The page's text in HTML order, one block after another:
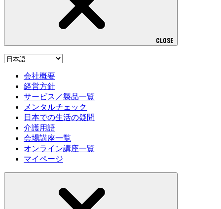
CLOSE
会社概要
経営方針
サービス／製品一覧
メンタルチェック
日本での生活の疑問
介護用語
会場講座一覧
オンライン講座一覧
マイページ